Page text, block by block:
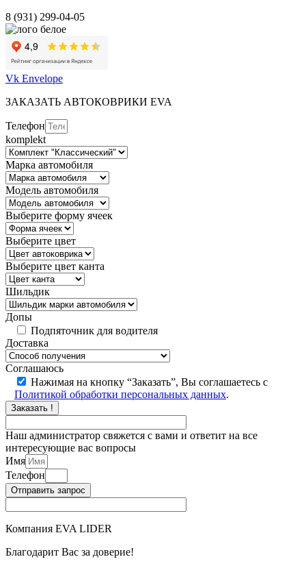
8 (931) 299-04-05
Vk Envelope
ЗАКАЗАТЬ АВТОКОВРИКИ EVA
Телефон
komplekt
Марка автомобиля
Модель автомобиля
Выберите форму ячеек
Выберите цвет
Выберите цвет канта
Шильдик
Допы
Подпяточник для водителя
Доставка
Соглашаюсь
Нажимая на кнопку “Заказать”, Вы соглашаетесь с
Политикой обработки персональных данных.
Заказать !
Наш администратор свяжется с вами и ответит на все
интересующие вас вопросы
Имя
Телефон
Отправить запрос
Компания EVA LIDER
Благодарит Вас за доверие!